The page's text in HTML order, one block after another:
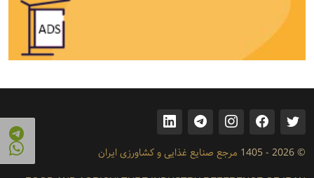
© 2026 - 1405 مرجع صنایع غذایی و کشاورزی ایران